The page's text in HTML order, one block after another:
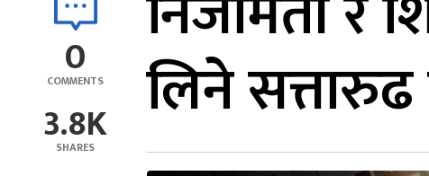
0
COMMENTS
3.8K
SHARES
लिने